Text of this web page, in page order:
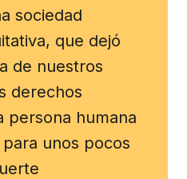
sociedad
que dejó
de nuestros
derechos
persona humana
unos pocos